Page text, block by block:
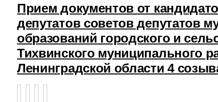
Прием документов от
депутатов советов депутатов
образований городского и
Тихвинского муниципального
Ленинградской области 4